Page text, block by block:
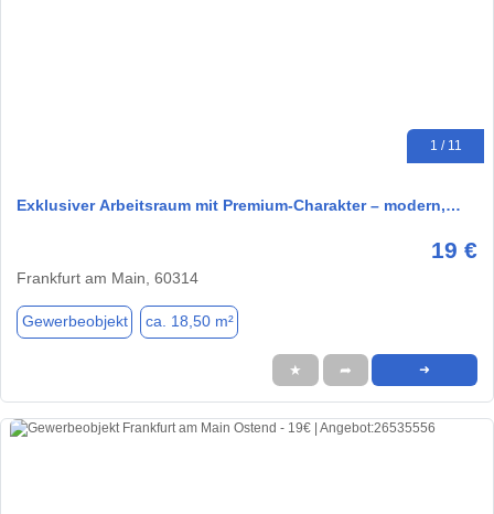
1 / 11
Exklusiver Arbeitsraum mit Premium-Charakter – modern,…
19 €
Frankfurt am Main, 60314
Gewerbeobjekt ca. 18,50 m²
★ ➦ ➜